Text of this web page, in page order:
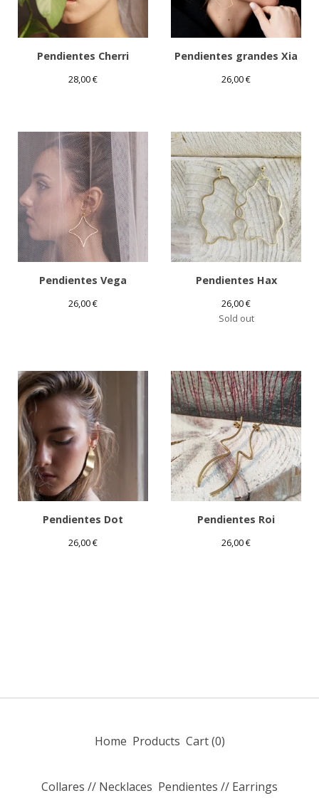
Pendientes Cherri
28,00€
Pendientes grandes Xia
26,00€
Pendientes Vega
26,00€
Pendientes Hax
26,00€
Sold out
Pendientes Dot
26,00€
Pendientes Roi
26,00€
Home Products Cart (0)
Collares // Necklaces Pendientes // Earrings